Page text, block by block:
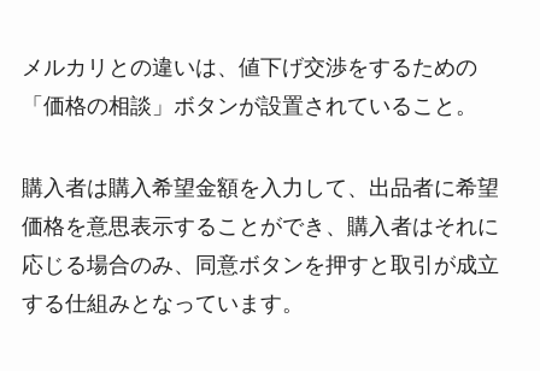
メルカリとの違いは、値下げ交渉をするための
「価格の相談」ボタンが設置されていること。
購入者は購入希望金額を入力して、出品者に希望
価格を意思表示することができ、購入者はそれに
応じる場合のみ、同意ボタンを押すと取引が成立
する仕組みとなっています。